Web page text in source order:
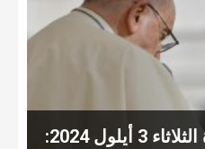
عناوين نشرة الثلاثاء 3 أيلول 2024: